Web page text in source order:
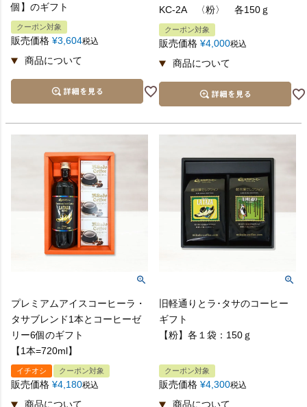
個】のギフト
クーポン対象
販売価格 ¥3,604税込
KC-2A 〈粉〉 各150ｇ
クーポン対象
販売価格 ¥4,000税込
プレミアムアイスコーヒーラ・
タサブレンド1本とコーヒーゼ
リー6個のギフト
【1本=720ml】
イチオシ クーポン対象
販売価格 ¥4,180税込
旧軽通りとラ･タサのコーヒー
ギフト
【粉】各１袋：150ｇ
クーポン対象
販売価格 ¥4,300税込